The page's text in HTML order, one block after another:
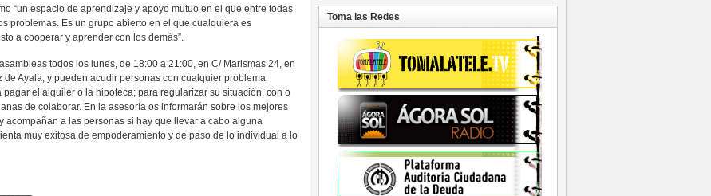
“un espacio de aprendizaje y apoyo mutuo en el que entre todas
problemas. Es un grupo abierto en el que cualquiera es
a cooperar y aprender con los demás”.
todos los lunes, de 18:00 a 21:00, en C/ Marismas 24, en
Ayala, y pueden acudir personas con cualquier problema
el alquiler o la hipoteca; para regularizar su situación, con o
de colaborar. En la asesoría os informarán sobre los mejores
acompañan a las personas si hay que llevar a cabo alguna
muy exitosa de empoderamiento y de paso de lo individual a lo
Toma las Redes